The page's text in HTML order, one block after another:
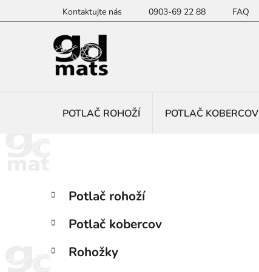
na
Kontaktujte nás 0903-69 22 88 FAQ
POTLAČ ROHOŽÍ POTLAČ KOBERCOV
B
č
ý
Preskočiť
kategórie
K
a
e
ó
Potlač rohoží
Potlač kobercov
Rohožky